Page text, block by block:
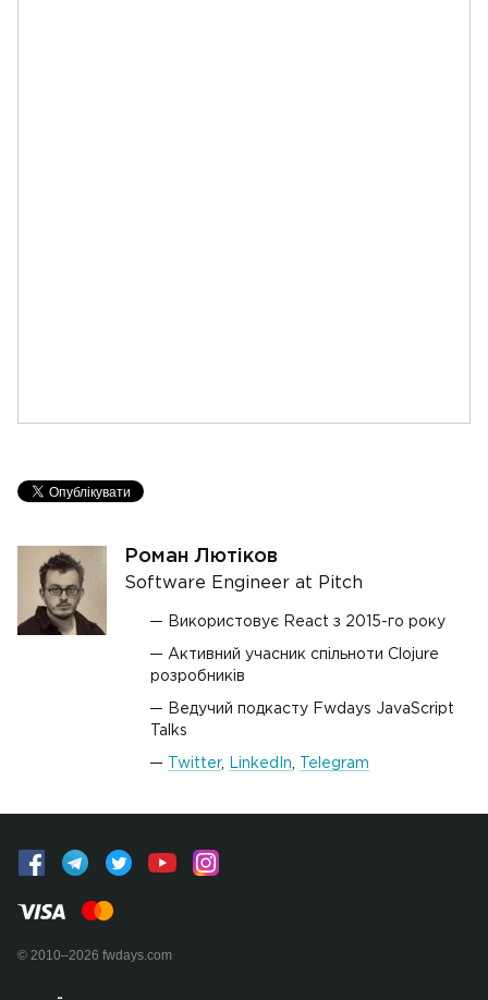
Роман Лютіков
Software Engineer at Pitch
Використовує React з 2015-го року
Активний учасник спільноти Clojure
розробників
Ведучий подкасту Fwdays JavaScript
Talks
Twitter, LinkedIn Telegram
© 2010–2026 fwdays.com